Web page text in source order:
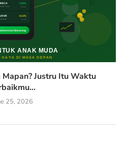
Justru Itu Waktu
25, 2026